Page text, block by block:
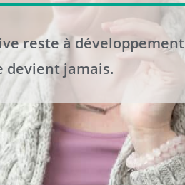
reste à développement
devient jamais.